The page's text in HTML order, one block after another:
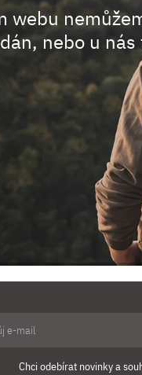
webu
nebo u
Chci odebírat novinky a